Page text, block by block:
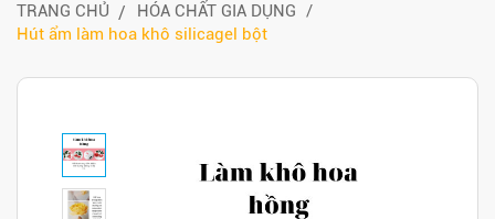
TRANG CHỦ
HÓA CHẤT GIA DỤNG
Hút ẩm làm hoa khô silicagel bột